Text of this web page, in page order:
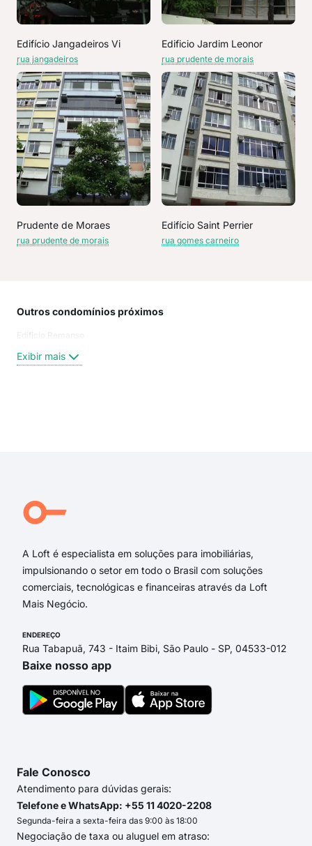
Edifício Jangadeiros Vi
rua jangadeiros
Edificio Jardim Leonor
rua prudente de morais
Prudente de Moraes
rua prudente de morais
Edifício Saint Perrier
rua gomes carneiro
Outros condomínios próximos
Edificio Remanso
Exibir mais
A Loft é especialista em soluções para imobiliárias,
impulsionando o setor em todo o Brasil com soluções
comerciais, tecnológicas e financeiras através da Loft
Mais Negócio.
ENDEREÇO
Rua Tabapuã, 743 - Itaim Bibi, São Paulo - SP, 04533-012
Baixe nosso app
Fale Conosco
Atendimento para dúvidas gerais:
Telefone e WhatsApp: +55 11 4020-2208
Segunda-feira a sexta-feira das 9:00 às 18:00
Negociação de taxa ou aluguel em atraso: